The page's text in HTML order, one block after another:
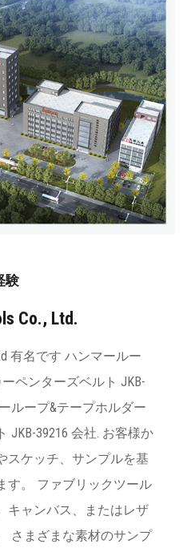
験
Co., Ltd.
有名です ハンマールー
ペンターズベルト JKB-
ループ&テープホルダー
JKB-39216 会社. お客様か
スケッチ、サンプルを基
す。 ファブリックツール
キャンバス、またはレザ
さまざまな素材のサンプ